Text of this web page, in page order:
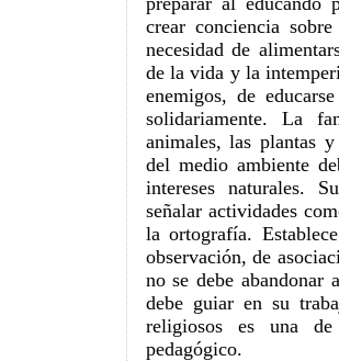
crear conciencia
necesidad de
de la vida y la
enemigos, de
solidariamente. La
animales, las plantas
del medio ambiente
intereses naturales.
señalar actividades
la ortografía.
observación, de
no se debe
debe guiar en su
religiosos es una
pedagógico.